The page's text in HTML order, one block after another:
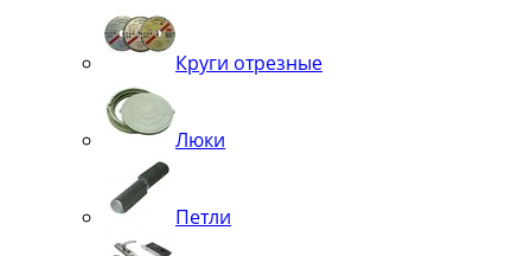
Круги отрезные
Люки
Петли